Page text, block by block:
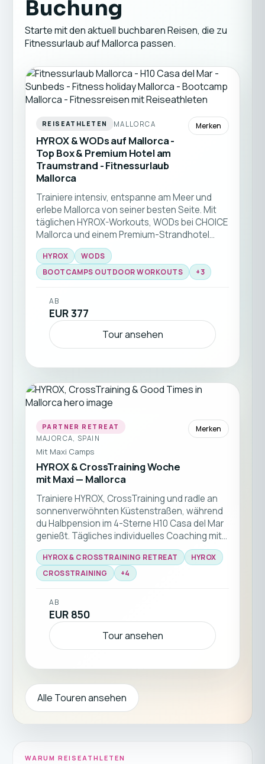
Buchung
Starte mit den aktuell buchbaren Reisen, die zu
Fitnessurlaub auf Mallorca passen.
REISEATHLETEN MALLORCA
HYROX & WODs auf Mallorca -
Top Box & Premium Hotel am
Traumstrand - Fitnessurlaub
Mallorca
Merken
Trainiere intensiv, entspanne am Meer und
erlebe Mallorca von seiner besten Seite. Mit
täglichen HYROX-Workouts, WODs bei CHOICE
Mallorca und einem Premium-Strandhotel
verbindet dieser Fitnessurlaub Performance
mit echtem Urlaubsfeeling.
HYROX
WODS
BOOTCAMPS OUTDOOR WORKOUTS
+3
AB
EUR 377
Tour ansehen
PARTNER RETREAT
MAJORCA, SPAIN
Mit Maxi Camps
HYROX & CrossTraining Woche
mit Maxi — Mallorca
Merken
Trainiere HYROX, CrossTraining und radle an
sonnenverwöhnten Küstenstraßen, während
du Halbpension im 4-Sterne H10 Casa del Mar
genießt. Tägliches individuelles Coaching mit
Maxi, Fahhrad inklusive, und eine einladende
Community am Meer.
HYROX & CROSSTRAINING RETREAT
HYROX
CROSSTRAINING
+4
AB
EUR 850
Tour ansehen
Alle Touren ansehen
WARUM REISEATHLETEN